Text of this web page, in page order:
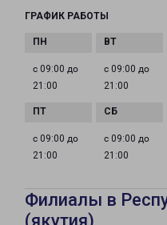
ГРАФИК РАБОТЫ
с 09:00 до
21:00
с 09:00 до
21:00
с 09:00 до
21:00
с 09:00 до
21:00
Филиалы в
(якутия)